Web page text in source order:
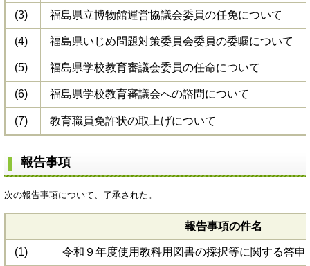
(3) 福島県立博物館運営協議会委員の任免について
(4) 福島県いじめ問題対策委員会委員の委嘱について
(5) 福島県学校教育審議会委員の任命について
(6) 福島県学校教育審議会への諮問について
(7) 教育職員免許状の取上げについて
報告事項
次の報告事項について、了承された。
報告事項の件名
(1) 令和９年度使用教科用図書の採択等に関する答申